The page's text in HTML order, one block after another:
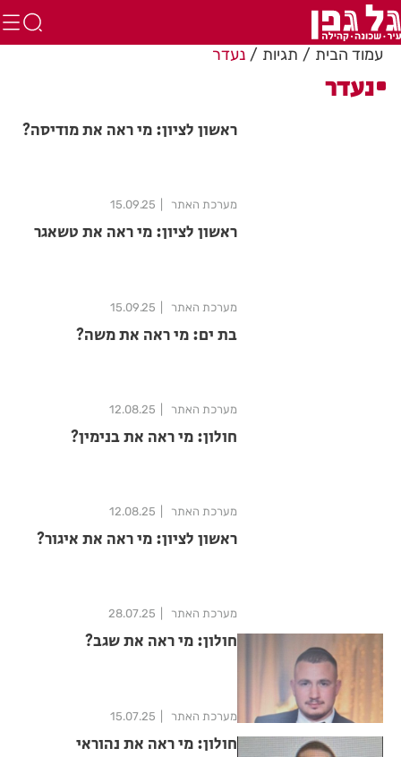
עמוד הבית תגיות נעדר
נעדר
ראשון לציון: מי ראה את מודיסה?
מערכת האתר 15.09.25
ראשון לציון: מי ראה את טשאגר
מערכת האתר 15.09.25
בת ים: מי ראה את משה?
מערכת האתר 12.08.25
חולון: מי ראה את בנימין?
מערכת האתר 12.08.25
ראשון לציון: מי ראה את איגור?
מערכת האתר 28.07.25
חולון: מי ראה את שגב?
מערכת האתר 15.07.25
חולון: מי ראה את נהוראי